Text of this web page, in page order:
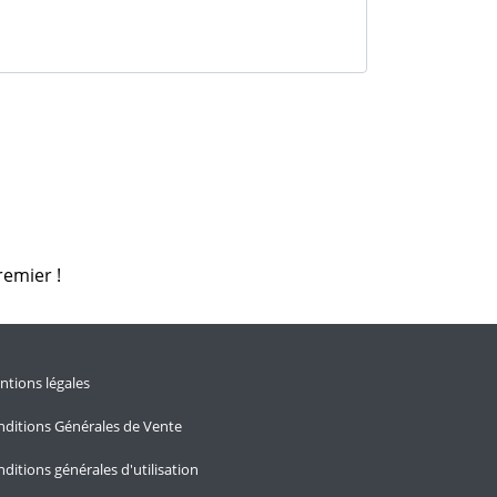
!
légales
Générales de Vente
générales d'utilisation